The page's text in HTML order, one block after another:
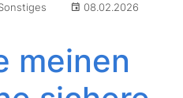
08.02.2026
meinen